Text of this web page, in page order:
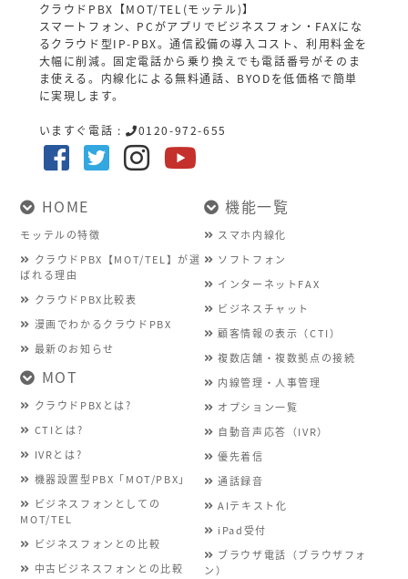
クラウドPBX【MOT/TEL(モッテル)】
スマートフォン、PCがアプリでビジネスフォン・FAXにな
るクラウド型IP-PBX。通信設備の導入コスト、利用料金を
大幅に削減。固定電話から乗り換えでも電話番号がそのま
ま使える。内線化による無料通話、BYODを低価格で簡単
に実現します。
いますぐ電話 : 0120-972-655
HOME
モッテルの特徴
クラウドPBX【MOT/TEL】が選
ばれる理由
クラウドPBX比較表
漫画でわかるクラウドPBX
最新のお知らせ
MOT
クラウドPBXとは?
CTIとは?
IVRとは?
機器設置型PBX「MOT/PBX」
ビジネスフォンとしての
MOT/TEL
ビジネスフォンとの比較
中古ビジネスフォンとの比較
機能一覧
スマホ内線化
ソフトフォン
インターネットFAX
ビジネスチャット
顧客情報の表示（CTI）
複数店舗・複数拠点の接続
内線管理・人事管理
オプション一覧
自動音声応答（IVR）
優先着信
通話録音
AIテキスト化
iPad受付
ブラウザ電話（ブラウザフォ
ン）